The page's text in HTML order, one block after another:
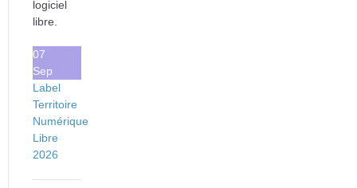
logiciel
libre.
07
Sep
Label
Territoire
Numérique
Libre
2026